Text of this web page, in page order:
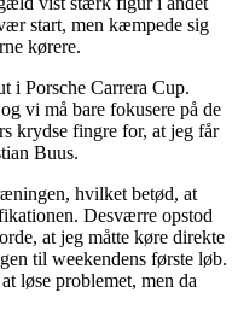
start, men kæmpede sig
kørere.
i Porsche Carrera Cup.
vi må bare fokusere på de
krydse fingre for, at jeg får
Buus.
hvilket betød, at
Desværre opstod
at jeg måtte køre direkte
til weekendens første løb.
løse problemet, men da